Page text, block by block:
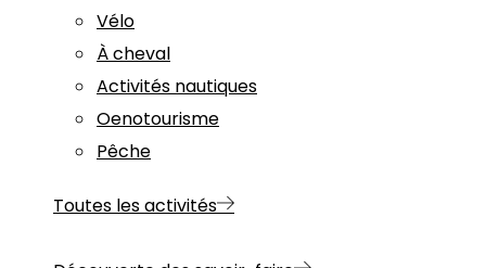
Vélo
À cheval
Activités nautiques
Oenotourisme
Pêche
Toutes les activités